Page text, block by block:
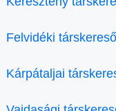
Felvidéki társkereső
Kárpátaljai